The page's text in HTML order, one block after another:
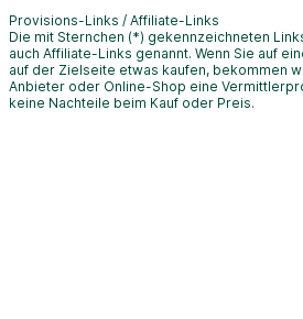
Provisions-Links / Affiliate-Links
Die mit Sternchen (*) gekennzeichneten
auch Affiliate-Links genannt. Wenn Sie auf
auf der Zielseite etwas kaufen, bekommen
Anbieter oder Online-Shop eine
keine Nachteile beim Kauf oder Preis.